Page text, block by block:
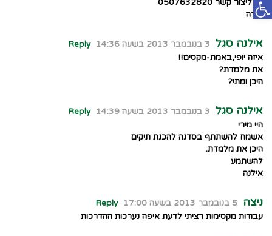
נא ליצור קשר 0507632820
תודה
אילנה סגל 3 בנובמבר 2013 בשעה 14:36
Reply
איזה יופי,באמת-מקסים!!
את מלמדת?
היכן ומתי?
אילנה סגל 3 בנובמבר 2013 בשעה 14:39
Reply
היי מירי
אשמח להשתתף בסדנה להכנת תיקים
היכן את מלמדת.
להשתמע
אילנה
ניצה 5 בנובמבר 2013 בשעה 17:00
Reply
עבודות מקסימות רציתי לדעת איפה נערכות ההדרכות